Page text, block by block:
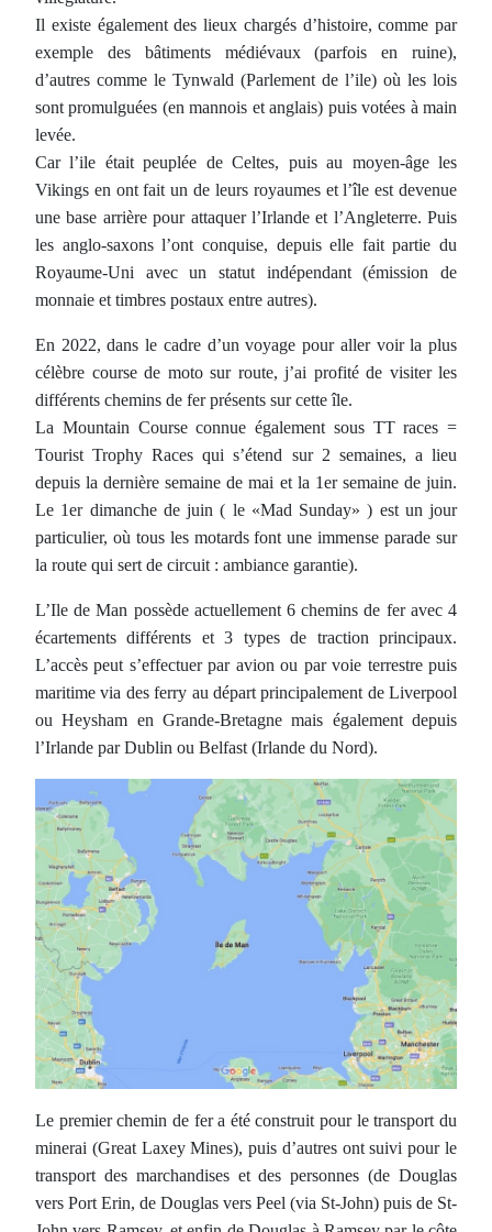
Il existe également des lieux chargés d’histoire, comme par
exemple des bâtiments médiévaux (parfois en ruine),
d’autres comme le Tynwald (Parlement de l’ile) où les lois
sont promulguées (en mannois et anglais) puis votées à main
levée.
Car l’ile était peuplée de Celtes, puis au moyen-âge les
Vikings en ont fait un de leurs royaumes et l’île est devenue
une base arrière pour attaquer l’Irlande et l’Angleterre. Puis
les anglo-saxons l’ont conquise, depuis elle fait partie du
Royaume-Uni avec un statut indépendant (émission de
monnaie et timbres postaux entre autres).
En 2022, dans le cadre d’un voyage pour aller voir la plus
célèbre course de moto sur route, j’ai profité de visiter les
différents chemins de fer présents sur cette île.
La Mountain Course connue également sous TT races =
Tourist Trophy Races qui s’étend sur 2 semaines, a lieu
depuis la dernière semaine de mai et la 1er semaine de juin.
Le 1er dimanche de juin ( le «Mad Sunday» ) est un jour
particulier, où tous les motards font une immense parade sur
la route qui sert de circuit : ambiance garantie).
L’Ile de Man possède actuellement 6 chemins de fer avec 4
écartements différents et 3 types de traction principaux.
L’accès peut s’effectuer par avion ou par voie terrestre puis
maritime via des ferry au départ principalement de Liverpool
ou Heysham en Grande-Bretagne mais également depuis
l’Irlande par Dublin ou Belfast (Irlande du Nord).
Le premier chemin de fer a été construit pour le transport du
minerai (Great Laxey Mines), puis d’autres ont suivi pour le
transport des marchandises et des personnes (de Douglas
vers Port Erin, de Douglas vers Peel (via St-John) puis de St-